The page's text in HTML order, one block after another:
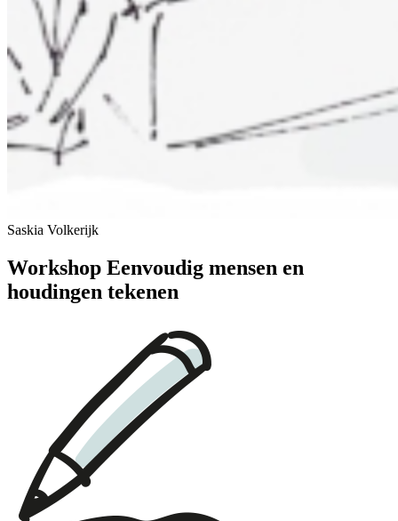
Saskia Volkerijk
Workshop Eenvoudig mensen en
houdingen tekenen